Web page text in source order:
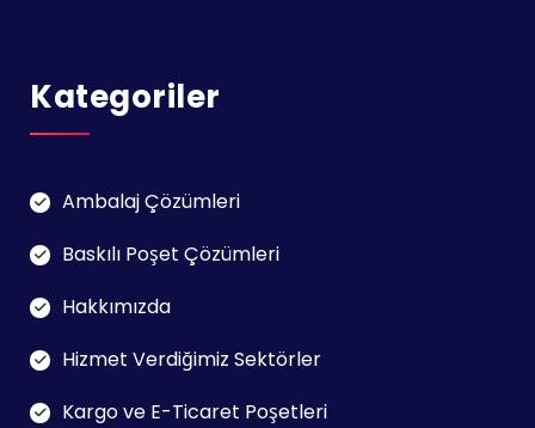
Kategoriler
Ambalaj Çözümleri
Baskılı Poşet Çözümleri
Hakkımızda
Hizmet Verdiğimiz Sektörler
Kargo ve E-Ticaret Poşetleri